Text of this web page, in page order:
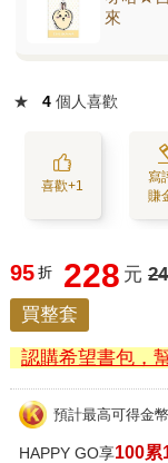
來
★ 4 個人喜歡
喜歡+1
寫
賺
95 折 228 元
買整套
認購希望書包，
預計最高可得金幣
HAPPY GO享100累